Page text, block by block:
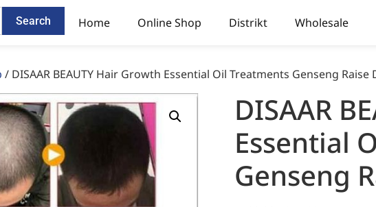
Search Home Online Shop Distrikt Wholesale
/ DISAAR BEAUTY Hair Growth Essential Oil Treatments Genseng Raise
DISAAR
Essential
Genseng